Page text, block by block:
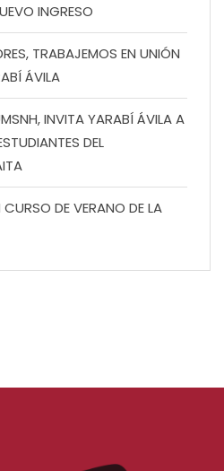
INGRESO
TRABAJEMOS EN UNIÓN
ÁVILA
INVITA YARABÍ ÁVILA A
DEL
DE VERANO DE LA